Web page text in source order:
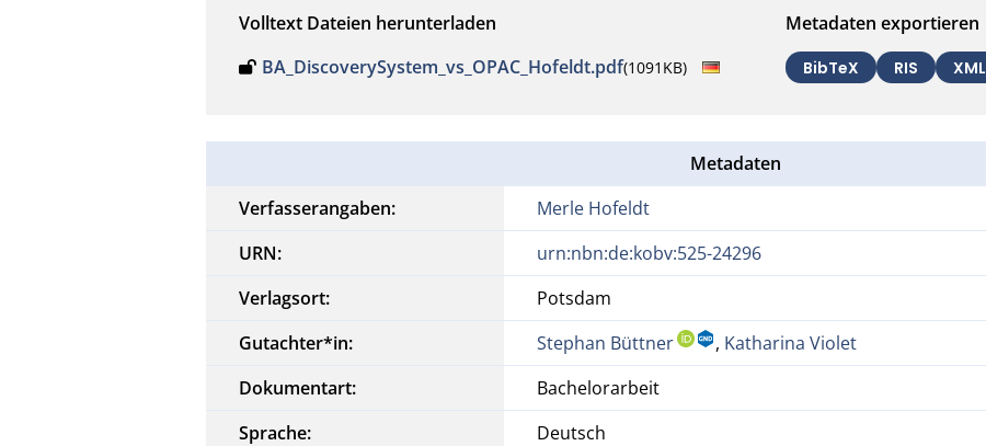
Volltext Dateien herunterladen
BA_DiscoverySystem_vs_OPAC_Hofeldt.pdf(1091KB)
Metadaten exportieren
BibTeX RIS XML
Metadaten
Verfasserangaben:
Merle Hofeldt
URN:
urn:nbn:de:kobv:525-24296
Verlagsort:
Potsdam
Gutachter*in:
Stephan Büttner , Katharina Violet
Dokumentart:
Bachelorarbeit
Sprache:
Deutsch